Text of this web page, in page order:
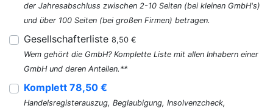
der Jahresabschluss zwischen 2-10 Seiten (bei kleinen GmbH's)
und über 100 Seiten (bei großen Firmen) betragen.
Gesellschafterliste 8,50 €
Wem gehört die GmbH? Komplette Liste mit allen Inhabern einer
GmbH und deren Anteilen.**
Komplett 78,50 €
Handelsregisterauszug, Beglaubigung, Insolvenzcheck,